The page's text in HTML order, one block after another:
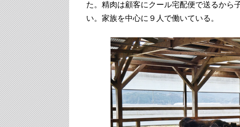
た。精肉は顧客にクール宅配便で送るから
い。家族を中心に９人で働いている。